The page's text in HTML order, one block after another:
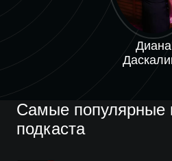
Диана
Самые популярные
подкаста